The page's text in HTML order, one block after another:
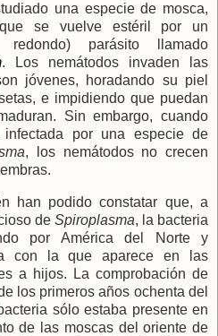
una especie de mosca,
se vuelve estéril por un
parásito llamado
. Los nemátodos invaden las
jóvenes, horadando su piel
e impidiendo que puedan
Sin embargo, cuando
por una especie de
, los nemátodos no crecen
han podido constatar que, a
de Spiroplasma, la bacteria
por América del Norte y
con la que aparece en las
a hijos. La comprobación de
los primeros años ochenta del
sólo estaba presente en
de las moscas del oriente de